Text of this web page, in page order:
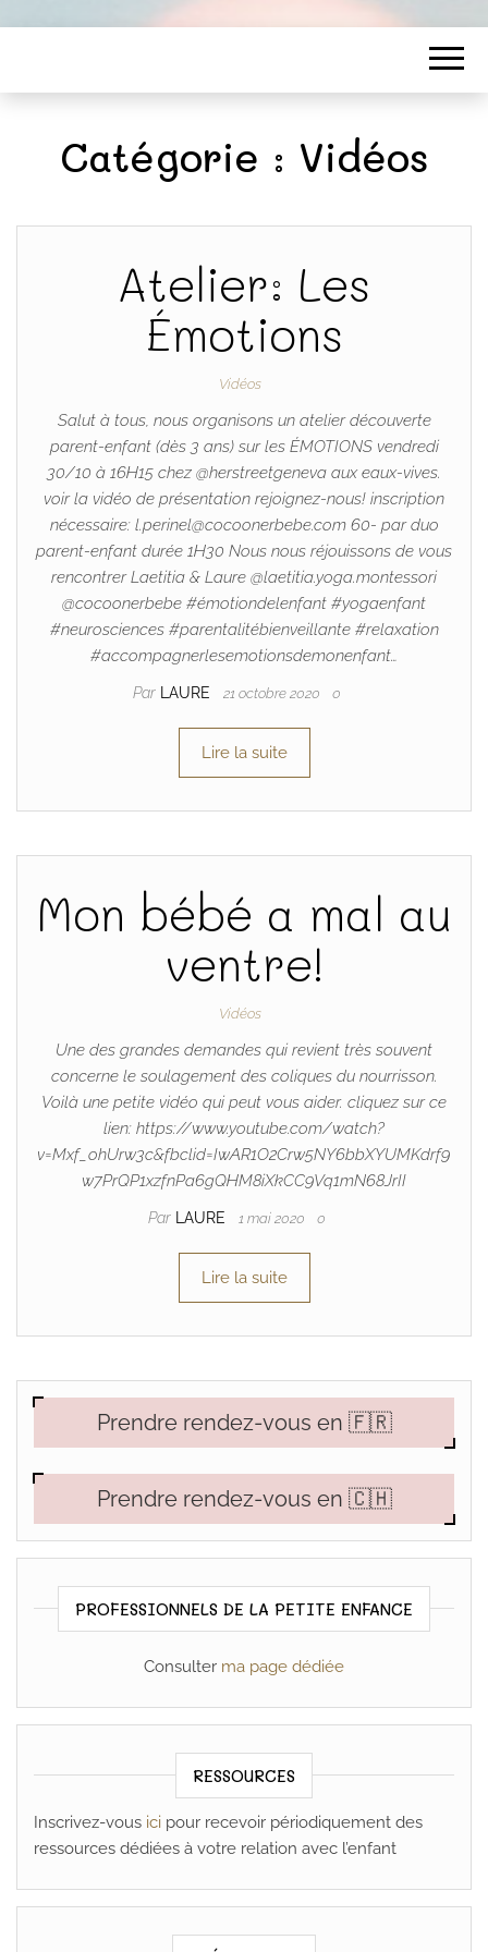
Catégorie : Vidéos
Atelier: Les
Émotions
Vidéos
Salut à tous, nous organisons un atelier découverte
parent-enfant (dès 3 ans) sur les ÉMOTIONS vendredi
30/10 à 16H15 chez @herstreetgeneva aux eaux-vives.
voir la vidéo de présentation rejoignez-nous! inscription
nécessaire: l.perinel@cocoonerbebe.com 60- par duo
parent-enfant durée 1H30 Nous nous réjouissons de vous
rencontrer Laetitia & Laure @laetitia.yoga.montessori
@cocoonerbebe #émotiondelenfant #yogaenfant
#neurosciences #parentalitébienveillante #relaxation
#accompagnerlesemotionsdemonenfant…
Par LAURE 21 octobre 2020 0
Lire la suite
Mon bébé a mal au
ventre!
Vidéos
Une des grandes demandes qui revient très souvent
concerne le soulagement des coliques du nourrisson.
Voilà une petite vidéo qui peut vous aider. cliquez sur ce
lien: https://www.youtube.com/watch?
v=Mxf_ohUrw3c&fbclid=IwAR1O2Crw5NY6bbXYUMKdrf9
w7PrQP1xzfnPa6gQHM8iXkCC9Vq1mN68JrII
Par LAURE 1 mai 2020 0
Lire la suite
Prendre rendez-vous en 🇫🇷
Prendre rendez-vous en 🇨🇭
PROFESSIONNELS DE LA PETITE ENFANCE
Consulter ma page dédiée
RESSOURCES
Inscrivez-vous ici pour recevoir périodiquement des
ressources dédiées à votre relation avec l’enfant